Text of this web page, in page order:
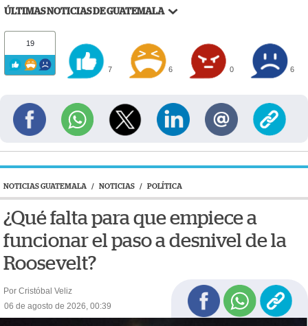
ÚLTIMAS NOTICIAS DE GUATEMALA
19
7 6 0 6
NOTICIAS GUATEMALA / NOTICIAS / POLÍTICA
¿Qué falta para que empiece a
funcionar el paso a desnivel de la
Roosevelt?
Por Cristóbal Veliz
06 de agosto de 2026, 00:39